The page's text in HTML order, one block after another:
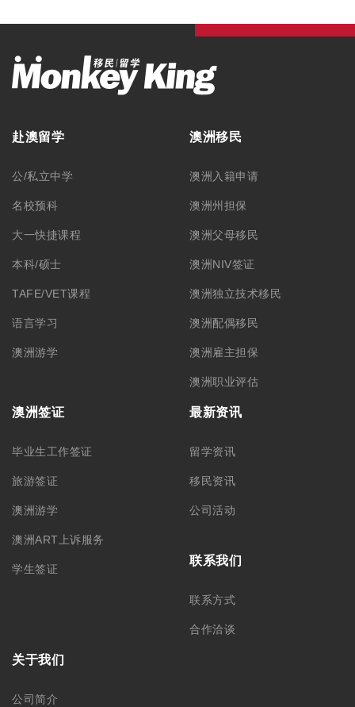
赴澳留学
公/私立中学
名校预科
大一快捷课程
本科/硕士
TAFE/VET课程
语言学习
澳洲游学
澳洲移民
澳洲入籍申请
澳洲州担保
澳洲父母移民
澳洲NIV签证
澳洲独立技术移民
澳洲配偶移民
澳洲雇主担保
澳洲职业评估
澳洲签证
毕业生工作签证
旅游签证
澳洲游学
澳洲ART上诉服务
学生签证
最新资讯
留学资讯
移民资讯
公司活动
联系我们
联系方式
合作洽谈
关于我们
公司简介